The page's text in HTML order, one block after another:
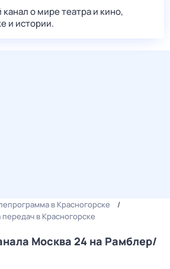
о мире театра и кино,
и истории.
в Красногорске
в Красногорске
Москва 24 на Рамблер/